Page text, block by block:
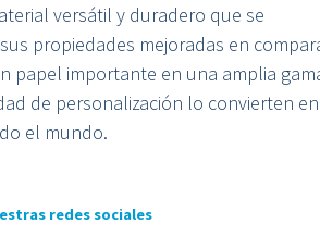
versátil y duradero que se
propiedades mejoradas en
papel importante en una amplia
de personalización lo convierten
el mundo.
redes sociales